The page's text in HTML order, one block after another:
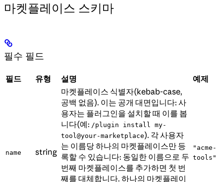
마켓플레이스 스키마
필수 필드
필드 유형 설명 예제
name string
마켓플레이스 식별자(kebab-case,
공백 없음). 이는 공개 대면입니다: 사
용자는 플러그인을 설치할 때 이를 봅
니다(예: /plugin install my-
tool@your-marketplace). 각 사용자
는 이름당 하나의 마켓플레이스만 등
록할 수 있습니다: 동일한 이름으로 두
번째 마켓플레이스를 추가하면 첫 번
째를 대체합니다. 하나의 마켓플레이
"acme-
tools"